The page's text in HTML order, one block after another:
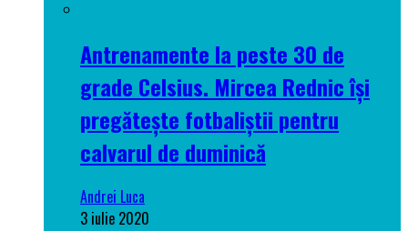
Antrenamente la peste 30 de
grade Celsius. Mircea Rednic își
pregătește fotbaliștii pentru
calvarul de duminică
Andrei Luca
3 iulie 2020